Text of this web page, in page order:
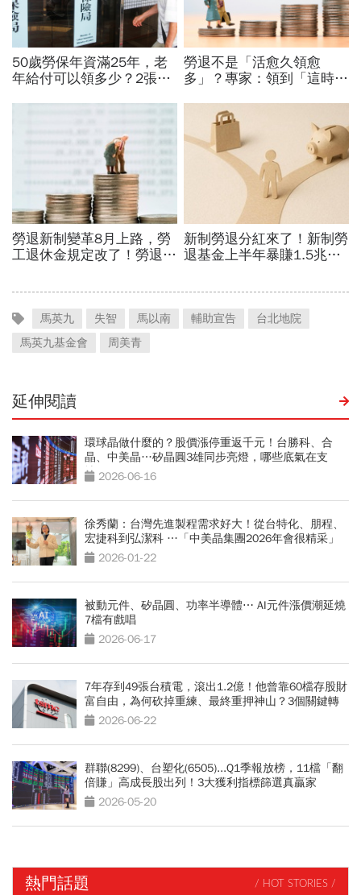
馬英九 失智 馬以南 輔助宣告
台北地院
馬英九基金會
周美青
延伸閱讀
環球晶做什麼的？股價漲停重返千元！台勝科、合
晶、中美晶…矽晶圓3雄同步亮燈，哪些底氣在支
撐？2026-06-16
徐秀蘭：台灣先進製程需求好大！從台特化、朋程、
宏捷科到弘潔科 …「中美晶集團2026年會很精采」
2026-01-22
被動元件、矽晶圓、功率半導體⋯ AI元件漲價潮延燒
7檔有戲唱
2026-06-17
7年存到49張台積電，滾出1.2億！他曾靠60檔存股財
富自由，為何砍掉重練、最終重押神山？3個關鍵轉
折 2026-06-22
群聯(8299)、台塑化(6505)...Q1季報放榜，11檔「翻
倍賺」高成長股出列！3大獲利指標篩選真贏家
2026-05-20
熱門話題 / HOT STORIES /